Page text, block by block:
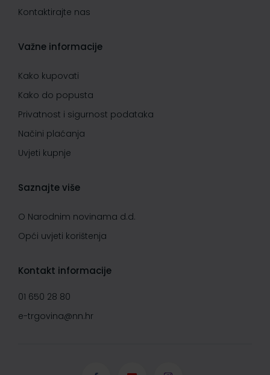
Kontaktirajte nas
Važne informacije
Kako kupovati
Kako do popusta
Privatnost i sigurnost podataka
Načini plaćanja
Uvjeti kupnje
Saznajte više
O Narodnim novinama d.d.
Opći uvjeti korištenja
Kontakt informacije
01 650 28 80
e-trgovina@nn.hr